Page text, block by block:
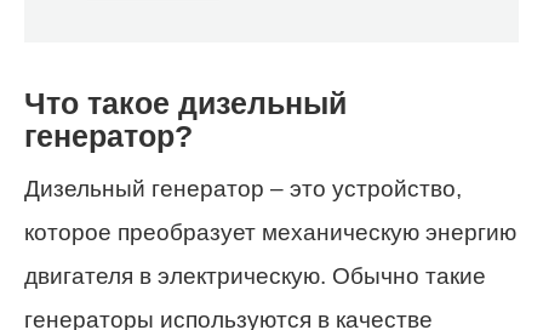
Что такое дизельный
генератор?
Дизельный генератор – это устройство,
которое преобразует механическую энергию
двигателя в электрическую. Обычно такие
генераторы используются в качестве